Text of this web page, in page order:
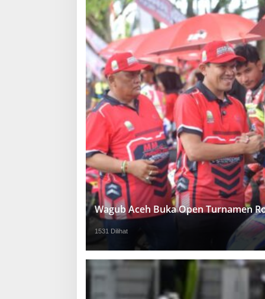
Wagub Aceh Buka Open Turnamen
1531 Dilihat